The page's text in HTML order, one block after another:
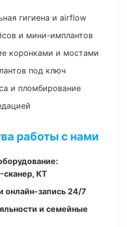
гигиена и airflow
и мини-имплантов
коронками и мостами
под ключ
и пломбирование
работы с нами
сканер, КТ
онлайн-запись 24/7
и семейные